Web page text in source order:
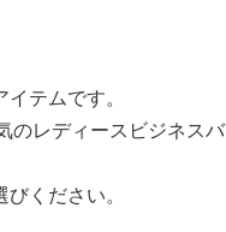
テムです。
のレディースビジネスバ
ください。